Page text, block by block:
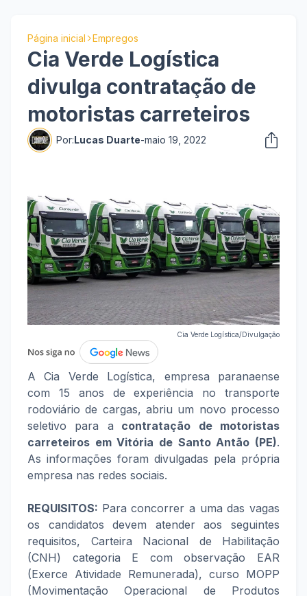
Página inicial Empregos
Cia Verde Logística
divulga contratação de
motoristas carreteiros
Por:Lucas Duarte-maio 19, 2022
Cia Verde Logística/Divulgação
A Cia Verde Logística, empresa paranaense
com 15 anos de experiência no transporte
rodoviário de cargas, abriu um novo processo
seletivo para a contratação de motoristas
carreteiros em Vitória de Santo Antão (PE).
As informações foram divulgadas pela própria
empresa nas redes sociais.
REQUISITOS: Para concorrer a uma das vagas
os candidatos devem atender aos seguintes
requisitos, Carteira Nacional de Habilitação
(CNH) categoria E com observação EAR
(Exerce Atividade Remunerada), curso MOPP
(Movimentação Operacional de Produtos